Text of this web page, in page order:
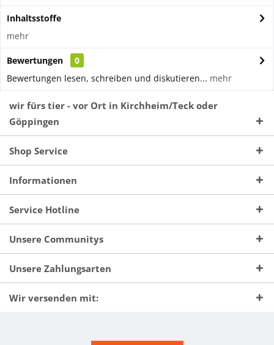
Inhaltsstoffe
mehr
Bewertungen
0
Bewertungen lesen, schreiben und diskutieren... mehr
wir fürs tier - vor Ort in Kirchheim/Teck oder
Göppingen
Shop Service
Informationen
Service Hotline
Unsere Communitys
Unsere Zahlungsarten
Wir versenden mit: